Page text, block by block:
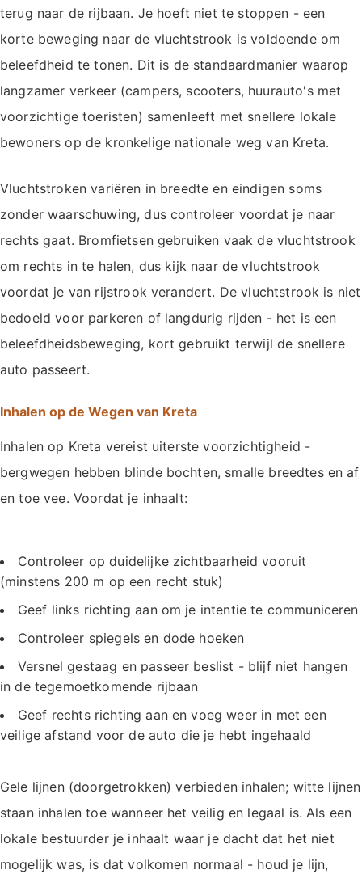
terug naar de rijbaan. Je hoeft niet te stoppen - een
korte beweging naar de vluchtstrook is voldoende om
beleefdheid te tonen. Dit is de standaardmanier waarop
langzamer verkeer (campers, scooters, huurauto's met
voorzichtige toeristen) samenleeft met snellere lokale
bewoners op de kronkelige nationale weg van Kreta.
Vluchtstroken variëren in breedte en eindigen soms
zonder waarschuwing, dus controleer voordat je naar
rechts gaat. Bromfietsen gebruiken vaak de vluchtstrook
om rechts in te halen, dus kijk naar de vluchtstrook
voordat je van rijstrook verandert. De vluchtstrook is niet
bedoeld voor parkeren of langdurig rijden - het is een
beleefdheidsbeweging, kort gebruikt terwijl de snellere
auto passeert.
Inhalen op de Wegen van Kreta
Inhalen op Kreta vereist uiterste voorzichtigheid -
bergwegen hebben blinde bochten, smalle breedtes en af
en toe vee. Voordat je inhaalt:
Controleer op duidelijke zichtbaarheid vooruit
(minstens 200 m op een recht stuk)
Geef links richting aan om je intentie te communiceren
Controleer spiegels en dode hoeken
Versnel gestaag en passeer beslist - blijf niet hangen
in de tegemoetkomende rijbaan
Geef rechts richting aan en voeg weer in met een
veilige afstand voor de auto die je hebt ingehaald
Gele lijnen (doorgetrokken) verbieden inhalen; witte lijnen
staan inhalen toe wanneer het veilig en legaal is. Als een
lokale bestuurder je inhaalt waar je dacht dat het niet
mogelijk was, is dat volkomen normaal - houd je lijn,